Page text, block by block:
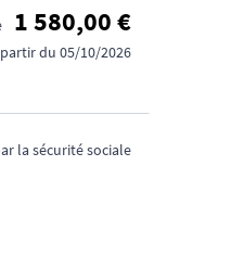
1 580,00 €
du 05/10/2026
la sécurité sociale